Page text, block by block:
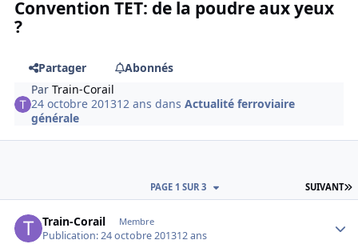
Convention TET: de la poudre aux yeux
?
Partager
Abonnés
ParTrain-Corail
24 octobre 201312 ans dansActualité ferroviaire
générale
SUIVANT
PAGE 1 SUR 3
Train-Corail Membre
Publication:24 octobre 201312 ans